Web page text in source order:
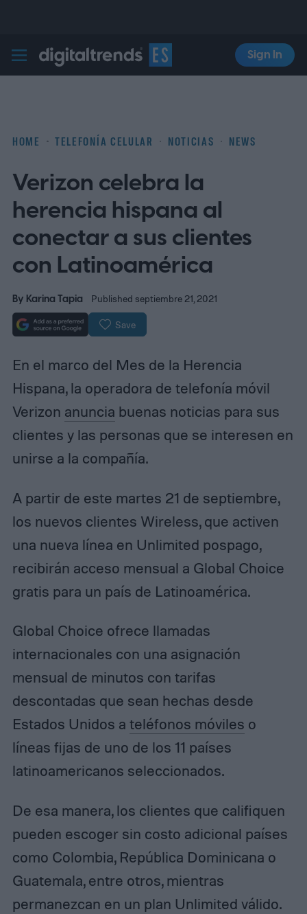
Digital Trends Español
Sign In
HOME TELEFONÍA CELULAR NOTICIAS NEWS
Verizon celebra la
herencia hispana al
conectar a sus clientes
con Latinoamérica
By Karina Tapia Published septiembre 21, 2021
Save
En el marco del Mes de la Herencia
Hispana, la operadora de telefonía móvil
Verizon anuncia buenas noticias para sus
clientes y las personas que se interesen en
unirse a la compañía.
A partir de este martes 21 de septiembre,
los nuevos clientes Wireless, que activen
una nueva línea en Unlimited pospago,
recibirán acceso mensual a Global Choice
gratis para un país de Latinoamérica.
Global Choice ofrece llamadas
internacionales con una asignación
mensual de minutos con tarifas
descontadas que sean hechas desde
Estados Unidos a teléfonos móviles o
líneas fijas de uno de los 11 países
latinoamericanos seleccionados.
De esa manera, los clientes que califiquen
pueden escoger sin costo adicional países
como Colombia, República Dominicana o
Guatemala, entre otros, mientras
permanezcan en un plan Unlimited válido.